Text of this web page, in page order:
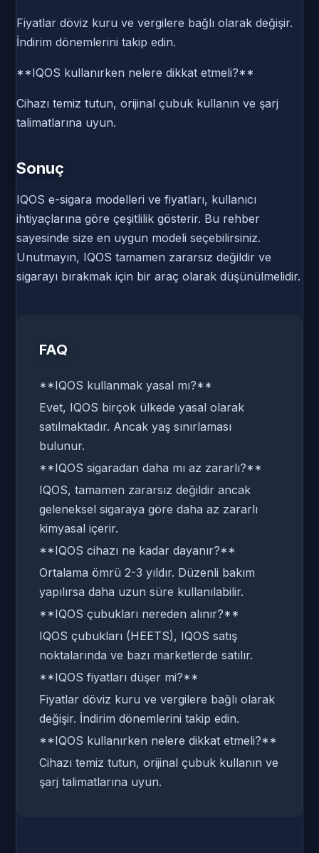
Fiyatlar döviz kuru ve vergilere bağlı olarak değişir.
İndirim dönemlerini takip edin.
**IQOS kullanırken nelere dikkat etmeli?**
Cihazı temiz tutun, orijinal çubuk kullanın ve şarj
talimatlarına uyun.
Sonuç
IQOS e-sigara modelleri ve fiyatları, kullanıcı
ihtiyaçlarına göre çeşitlilik gösterir. Bu rehber
sayesinde size en uygun modeli seçebilirsiniz.
Unutmayın, IQOS tamamen zararsız değildir ve
sigarayı bırakmak için bir araç olarak düşünülmelidir.
FAQ
**IQOS kullanmak yasal mı?**
Evet, IQOS birçok ülkede yasal olarak
satılmaktadır. Ancak yaş sınırlaması
bulunur.
**IQOS sigaradan daha mı az zararlı?**
IQOS, tamamen zararsız değildir ancak
geleneksel sigaraya göre daha az zararlı
kimyasal içerir.
**IQOS cihazı ne kadar dayanır?**
Ortalama ömrü 2-3 yıldır. Düzenli bakım
yapılırsa daha uzun süre kullanılabilir.
**IQOS çubukları nereden alınır?**
IQOS çubukları (HEETS), IQOS satış
noktalarında ve bazı marketlerde satılır.
**IQOS fiyatları düşer mi?**
Fiyatlar döviz kuru ve vergilere bağlı olarak
değişir. İndirim dönemlerini takip edin.
**IQOS kullanırken nelere dikkat etmeli?**
Cihazı temiz tutun, orijinal çubuk kullanın ve
şarj talimatlarına uyun.